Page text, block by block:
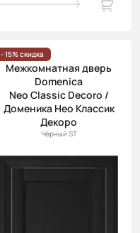
- 15% скидка
Межкомнатная дверь
Domenica
Neo Classic Decoro /
Доменика Нео Классик
Декоро
Чёрный ST